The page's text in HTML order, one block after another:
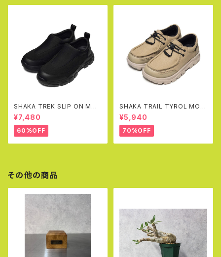
SHAKA TREK SLIP ON MOC
AT
¥7,480
60%OFF
SHAKA TRAIL TYROL MOC
EX(SAND)
¥5,940
70%OFF
その他の商品